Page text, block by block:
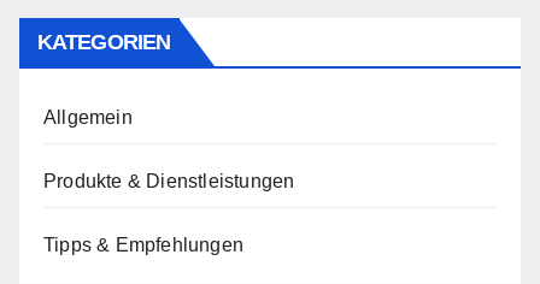
KATEGORIEN
Allgemein
Produkte & Dienstleistungen
Tipps & Empfehlungen